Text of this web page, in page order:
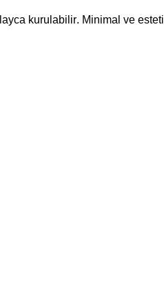
kurulabilir. Minimal ve